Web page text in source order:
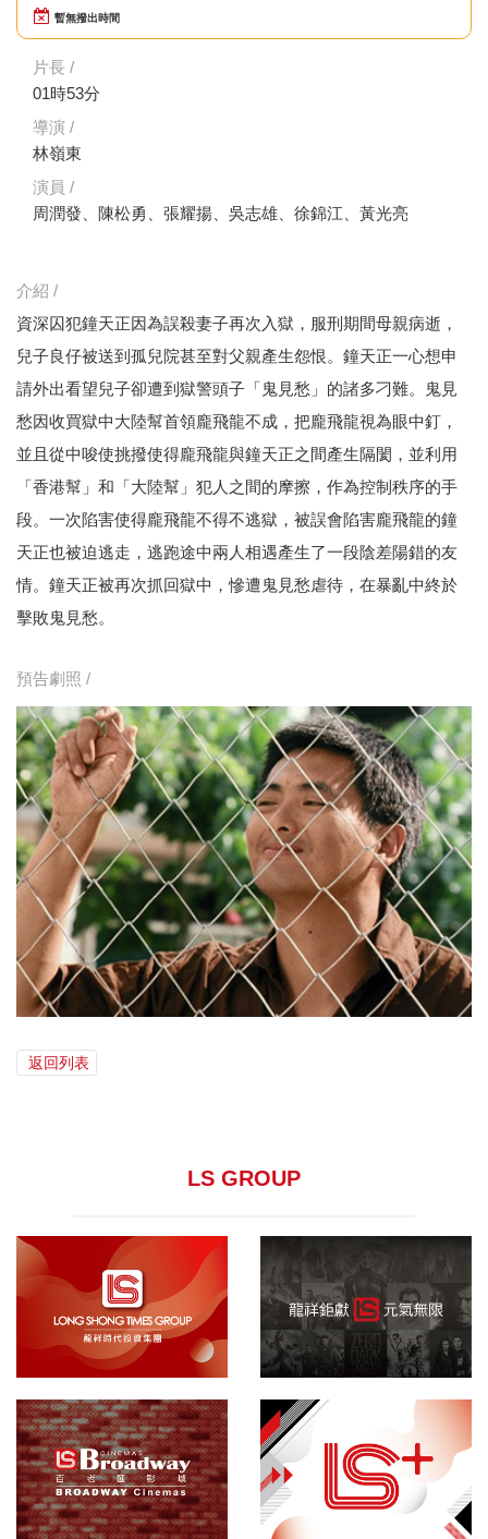
暫無撥出時間
片長 /
01時53分
導演 /
林嶺東
演員 /
周潤發、陳松勇、張耀揚、吳志雄、徐錦江、黃光亮
介紹 /
資深囚犯鐘天正因為誤殺妻子再次入獄，服刑期間母親病逝，
兒子良仔被送到孤兒院甚至對父親產生怨恨。鐘天正一心想申
請外出看望兒子卻遭到獄警頭子「鬼見愁」的諸多刁難。鬼見
愁因收買獄中大陸幫首領龐飛龍不成，把龐飛龍視為眼中釘，
並且從中唆使挑撥使得龐飛龍與鐘天正之間產生隔閡，並利用
「香港幫」和「大陸幫」犯人之間的摩擦，作為控制秩序的手
段。一次陷害使得龐飛龍不得不逃獄，被誤會陷害龐飛龍的鐘
天正也被迫逃走，逃跑途中兩人相遇產生了一段陰差陽錯的友
情。鐘天正被再次抓回獄中，慘遭鬼見愁虐待，在暴亂中終於
擊敗鬼見愁。
預告劇照 /
返回列表
LS GROUP
龍祥集團 院線發行
百老匯影城 敬請期待